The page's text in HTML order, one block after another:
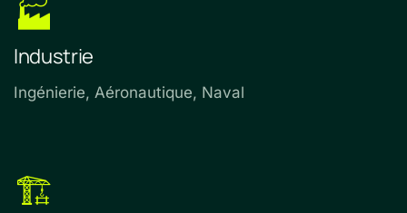
🏭
Industrie
Ingénierie, Aéronautique, Naval
🏗️